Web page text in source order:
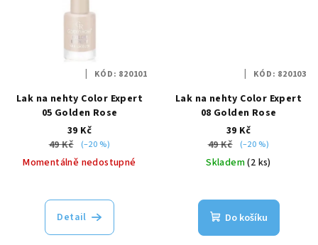
Lak na nehty Color Expert
05 Golden Rose
39 Kč
49 Kč
(–20 %)
Momentálně nedostupné
Detail
KÓD: 820101
Lak na nehty Color Expert
08 Golden Rose
39 Kč
49 Kč
(–20 %)
Skladem(2 ks)
Do košíku
KÓD: 820103